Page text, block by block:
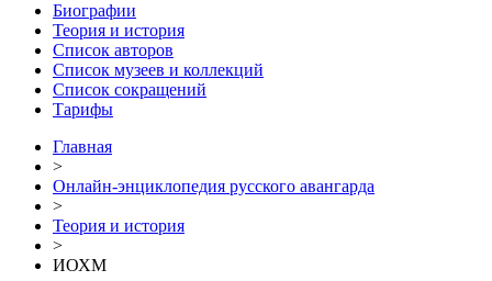
Биографии
Теория и история
Список авторов
Список музеев и коллекций
Список сокращений
Тарифы
Главная
>
Онлайн-энциклопедия русского авангарда
>
Теория и история
>
ИОХМ